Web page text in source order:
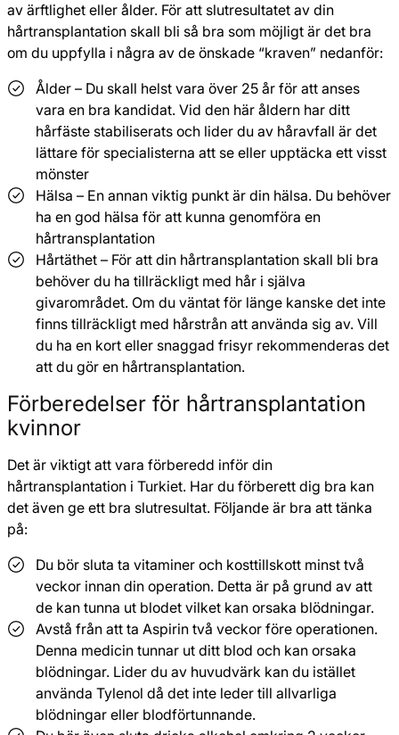
av ärftlighet eller ålder. För att slutresultatet av din
hårtransplantation skall bli så bra som möjligt är det bra
om du uppfylla i några av de önskade “kraven” nedanför:
Ålder – Du skall helst vara över 25 år för att anses
vara en bra kandidat. Vid den här åldern har ditt
hårfäste stabiliserats och lider du av håravfall är det
lättare för specialisterna att se eller upptäcka ett visst
mönster
Hälsa – En annan viktig punkt är din hälsa. Du behöver
ha en god hälsa för att kunna genomföra en
hårtransplantation
Hårtäthet – För att din hårtransplantation skall bli bra
behöver du ha tillräckligt med hår i själva
givarområdet. Om du väntat för länge kanske det inte
finns tillräckligt med hårstrån att använda sig av. Vill
du ha en kort eller snaggad frisyr rekommenderas det
att du gör en hårtransplantation.
Förberedelser för hårtransplantation
kvinnor
Det är viktigt att vara förberedd inför din
hårtransplantation i Turkiet. Har du förberett dig bra kan
det även ge ett bra slutresultat. Följande är bra att tänka
på:
Du bör sluta ta vitaminer och kosttillskott minst två
veckor innan din operation. Detta är på grund av att
de kan tunna ut blodet vilket kan orsaka blödningar.
Avstå från att ta Aspirin två veckor före operationen.
Denna medicin tunnar ut ditt blod och kan orsaka
blödningar. Lider du av huvudvärk kan du istället
använda Tylenol då det inte leder till allvarliga
blödningar eller blodförtunnande.